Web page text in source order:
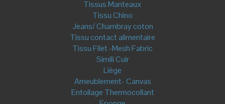
Fermeture éclair
Fermeture Non séparable
Fermeture Invisible
Double Curseur
Fermeture séparable
Accessoires de couture
Sangle- Anse de sac
Miyako
Coton